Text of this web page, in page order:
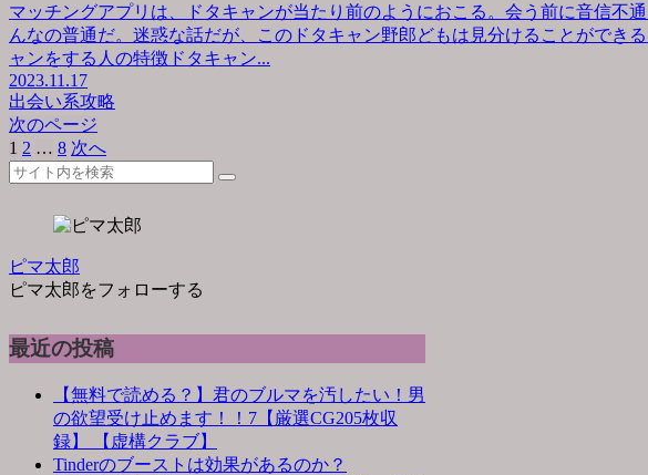
マッチングアプリは、ドタキャンが当たり前のようにおこる。会う前に音信不
んなの普通だ。迷惑な話だが、このドタキャン野郎どもは見分けることができ
ャンをする人の特徴ドタキャン...
2023.11.17
出会い系攻略
次のページ
1 2 … 8 次へ
ピマ太郎
ピマ太郎をフォローする
最近の投稿
【無料で読める？】君のブルマを汚したい！男
の欲望受け止めます！！7【厳選CG205枚収
録】 【虚構クラブ】
Tinderのブーストは効果があるのか？